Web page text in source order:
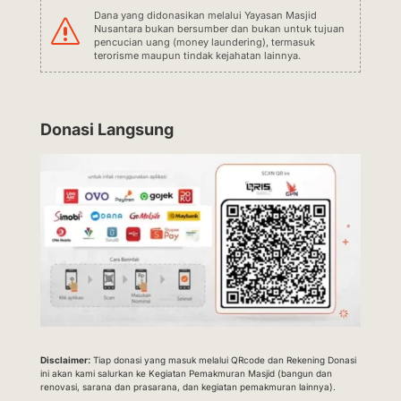
s
Dana yang didonasikan melalui Yayasan Masjid
Nusantara bukan bersumber dan bukan untuk tujuan
pencucian uang (money laundering), termasuk
terorisme maupun tindak kejahatan lainnya.
Donasi Langsung
Disclaimer:Tiap donasi yang masuk melalui QRcode dan Rekening Donasi
ini akan kami salurkan ke Kegiatan Pemakmuran Masjid (bangun dan
renovasi, sarana dan prasarana, dan kegiatan pemakmuran lainnya).